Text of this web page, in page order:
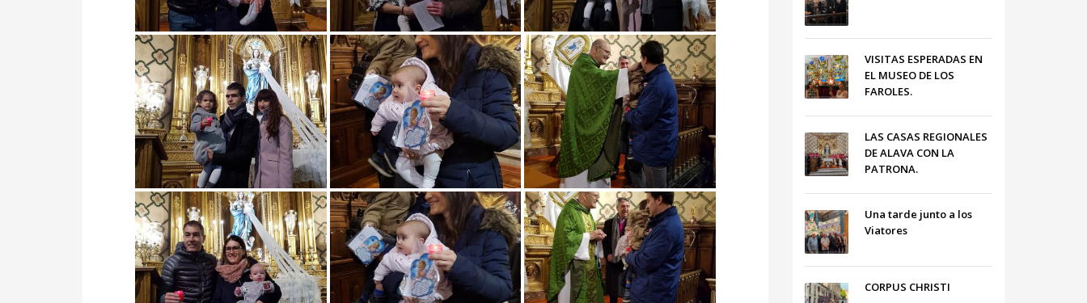
VISITAS ESPERADAS EN
EL MUSEO DE LOS
FAROLES.
LAS CASAS REGIONALES
DE ALAVA CON LA
PATRONA.
Una tarde junto a los
Viatores
CORPUS CHRISTI